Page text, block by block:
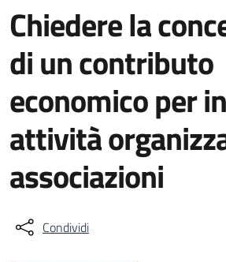
Chiedere la
di un contributo
economico per
attività
associazioni
Condividi